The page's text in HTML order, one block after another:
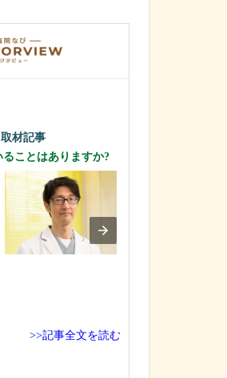
取材記事
ことはありますか?
>>記事全文を読む